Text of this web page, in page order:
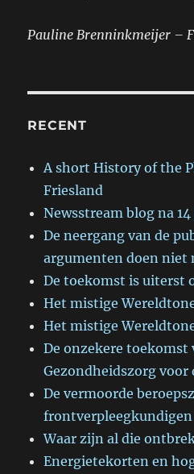
Pauline Brenninkmeijer –
RECENT
A short History of the
Friesland
Newsstream blog na
De neergang van de
argumenten doen niet
De toekomst is uiterst
Het mistige
Het mistige
De onzekere toekomst
Gezondheidszorg voor
De vermoorde
frontverpleegkundigen
Waar zijn al die
Energietekorten en